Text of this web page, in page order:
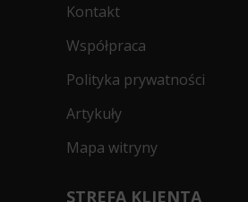
Kontakt
Współpraca
Polityka prywatności
Artykuły
Mapa witryny
STREFA KLIENTA